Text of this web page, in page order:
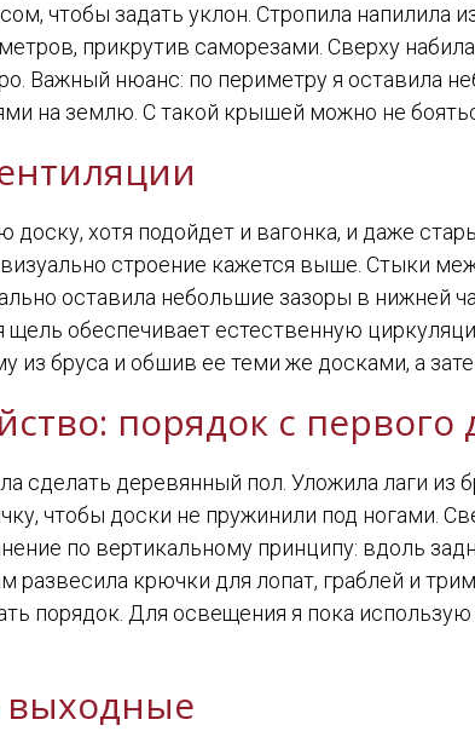
чтобы задать уклон. Стропила напилила
прикрутив саморезами. Сверху
Важный нюанс: по периметру я оставила
на землю. С такой крышей можно не
хотя подойдет и вагонка, и даже
строение кажется выше. Стыки
оставила небольшие зазоры в нижней
обеспечивает естественную
из бруса и обшив ее теми же досками, а
порядок с первого
сделать деревянный пол. Уложила лаги
чтобы доски не пружинили под ногами.
по вертикальному принципу: вдоль
развесила крючки для лопат, граблей и
порядок. Для освещения я пока
выходные